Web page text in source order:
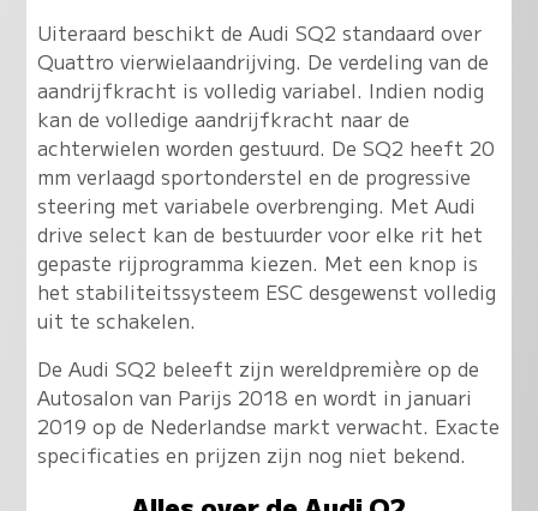
Uiteraard beschikt de Audi SQ2 standaard over
Quattro vierwielaandrijving. De verdeling van de
aandrijfkracht is volledig variabel. Indien nodig
kan de volledige aandrijfkracht naar de
achterwielen worden gestuurd. De SQ2 heeft 20
mm verlaagd sportonderstel en de progressive
steering met variabele overbrenging. Met Audi
drive select kan de bestuurder voor elke rit het
gepaste rijprogramma kiezen. Met een knop is
het stabiliteitssysteem ESC desgewenst volledig
uit te schakelen.
De Audi SQ2 beleeft zijn wereldpremière op de
Autosalon van Parijs 2018 en wordt in januari
2019 op de Nederlandse markt verwacht. Exacte
specificaties en prijzen zijn nog niet bekend.